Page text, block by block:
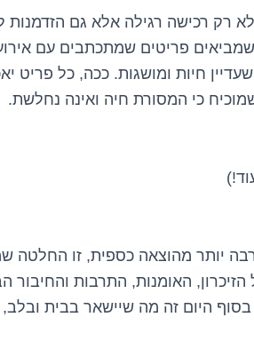
רק רכישה רגילה אלא גם הזדמנות
פריטים שמתכתבים עם
חיות ומושגות. ככה, כל
כי המסורת חיה ואינה נחלשת.
יותר מהוצאה כספית, זו
הזיכרון, האומנות, התרבות
היום זה מה שיישאר בבית